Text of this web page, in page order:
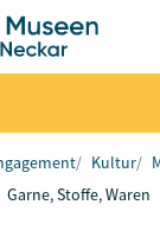
Kultur
Garne, Stoffe, Waren